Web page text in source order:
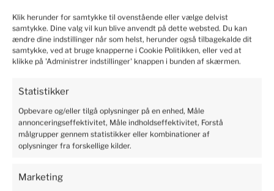
Klik herunder for samtykke til ovenstående eller vælge delvist
samtykke. Dine valg vil kun blive anvendt på dette websted. Du kan
ændre dine indstillinger når som helst, herunder også tilbagekalde dit
samtykke, ved at bruge knapperne i Cookie Politikken, eller ved at
klikke på 'Administrer indstillinger' knappen i bunden af skærmen.
Statistikker
Opbevare og/eller tilgå oplysninger på en enhed, Måle
annonceringseffektivitet, Måle indholdseffektivitet, Forstå
målgrupper gennem statistikker eller kombinationer af
oplysninger fra forskellige kilder.
Marketing
Marianne
5
2024-06-10
Kristian
Professional service, shopping is pure pleasure. I'm very